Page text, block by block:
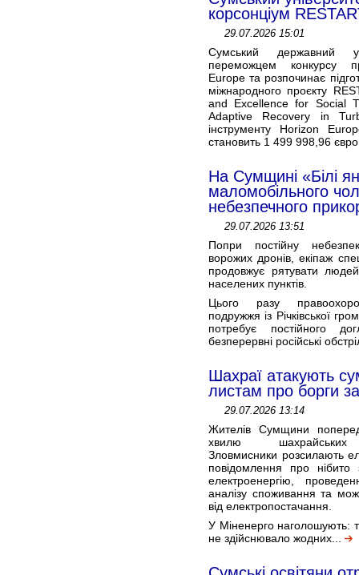
корсонціум
29.07.2026 15:01
Сумський державний
переможцем конкурсу
Europe та розпочинає
міжнародного проєкту
and Excellence for Social
Adaptive Recovery in
інструменту Horizon
становить 1 499 998,96
На Сумщині «Білі
маломобільного
небезпечного
29.07.2026 13:51
Попри постійну
ворожих дронів, екіпаж
продовжує рятувати
населених пунктів.
Цього разу
подружжя із Річківської
потребує постійного
безперервні російські
Шахраї атакують
листам про борги
29.07.2026 13:14
Жителів Сумщини
хвилю шахрайських
Зловмисники розсилають
повідомлення про нібито
електроенергію,
аналізу споживання та
від електропостачання.
У Міненерго наголошують:
не здійснювало жодних...